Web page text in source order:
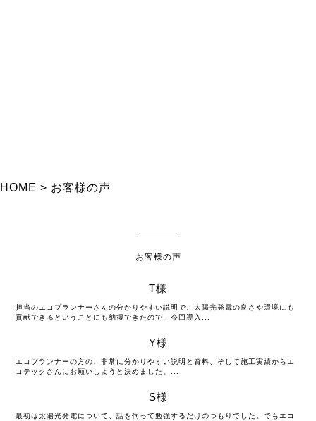
HOME > お客様の声
お客様の声
09月
T様
担当のエコプランナーさんの分かりやすい説明で、太陽光発電の良さや環境にも
貢献できるということにも納得できたので、今回導入...
09月
Y様
エコプランナーの方の、非常に分かりやすい説明と資料、そして施工実績からエ
コテックさんにお願いしようと決めました。...
09月
S様
最初は太陽光発電について、話を伺って勉強するだけのつもりでした。でもエコ